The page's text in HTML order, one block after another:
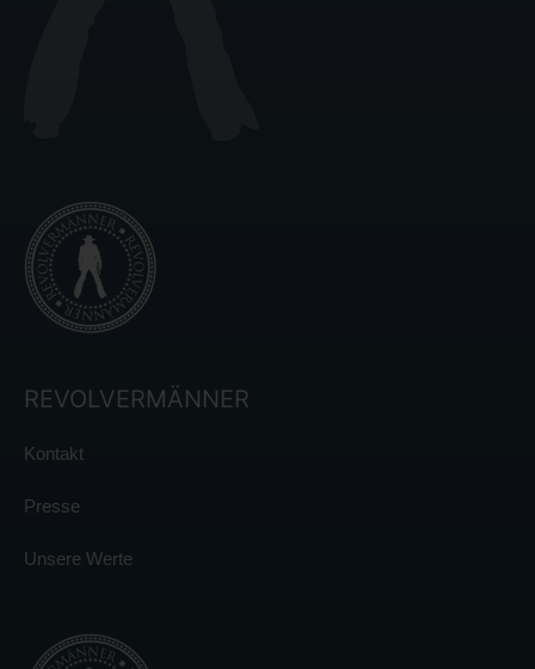
REVOLVERMÄNNER
Kontakt
Presse
Unsere Werte